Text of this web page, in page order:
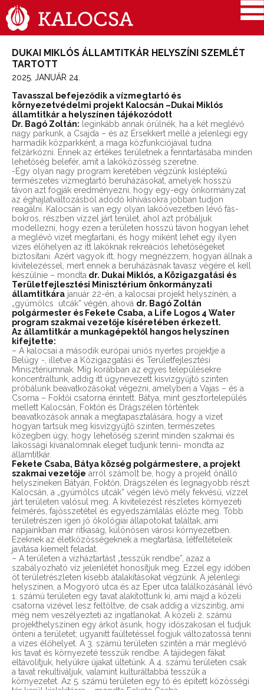
DUKAI MIKLÓS ÁLLAMTITKÁR HELYSZÍNI SZEMLÉT
TARTOTT
2025. JANUÁR 24.
Tavasszal befejeződik a vízmegtartó és
környezetvédelmi projekt Kalocsán –Dukai Miklós
államtitkár a helyszínen tájékozódott
Dr. Bagó Zoltán: leginkább annak örülnék, ha a két meglévő
nagy parkunk, a Csajda – és az Érsekkert mellé a jelenlegi egy
harmadik közparkként, a maga közfunkciójával tudna
felzárkózni. Ennek az értékes területnek a fenntartásába minden
lehetőség belefér, amit a lakóközösség szeretne.
-Egy olyan nagy program keretében végzünk kisléptékű
természetes vízmegtartó beruházásokat, amelyek hosszú
távon azt fogják eredményezni, hogy egy-egy önkormányzat
az éghajlatváltozásból adódó kihívásokra jobban tudjon
reagálni. Kalocsán is van egy olyan lakóövezetben lévő fás-
bokros, részben vízzel járt terület, ahol azt próbáljuk
modellezni, hogy ezen a területen hosszú távon hogyan lehet
a meglévő vizet megtartani, és hogy miként lehet egy ilyen
vizes élőhelyen az itt lakóknak rekreációs lehetőségeket
biztosítani. Azért vagyok itt, hogy megnézzem, hogyan állnak a
kivitelezéssel, mert ennek a beruházásnak tavasz végére el kell
készülnie – mondta dr. Dukai Miklós, a Közigazgatási és
Területfejlesztési Minisztérium önkormányzati
államtitkára január 22-én, a kalocsai projekt helyszínén, a
„gyümölcs utcák” végén, ahová dr. Bagó Zoltán
polgármester és Fekete Csaba, a Life Logos 4 Water
program szakmai vezetője kíséretében érkezett.
Az államtitkár a munkagépektől hangos helyszínen
kifejtette:
– A kalocsai a második európai uniós nyertes projektje a
Belügy -, illetve a Közigazgatási és Területfejlesztési
Minisztériumnak. Míg korábban az egyes településekre
koncentráltunk, addig itt úgynevezett kisvízgyűjtő szinten
próbálunk beavatkozásokat végezni, amelyben a Vajas – és a
Csorna – Foktői csatorna érintett. Bátya, mint gesztortelepülés
mellett Kalocsán, Foktőn és Drágszélen történtek
beavatkozások annak a megtapasztalására, hogy a vizet
hogyan tartsuk meg kisvízgyűjtő szinten, természetes
közegben úgy, hogy lehetőség szerint minden szakmai és
lakossági kívánalomnak eleget tudjunk tenni- mondta az
államtitkár.
Fekete Csaba, Bátya község polgármestere, a projekt
szakmai vezetője arról számolt be, hogy a projekt önálló
helyszíneken Bátyán, Foktőn, Drágszélen és legnagyobb részt
Kalocsán, a „gyümölcs utcák” végén lévő mély fekvésű, vízzel
járt területen valósul meg. A kivitelezést részletes környezeti
felmérés, fajösszetétel és egyedszámlálás előzte meg. Több
területrészen igen jó ökológiai állapotokat találtak, ami
napjainkban már ritkaság, különösen városi környezetben.
Ezeknek az életközösségeknek a megtartása, létfeltételeik
javítása kiemelt feladat.
– A területen a vízháztartást „tesszük rendbe”, azaz a
szabályozható víz jelenlétét honosítjuk meg. Ezzel egy időben
öt területrészleten kisebb átalakításokat végzünk. A jelenlegi
helyszínen, a Mogyoró utca és az Eper utca találkozásánál lévő
1. számú területen egy tavat alakítottunk ki, ami majd a közeli
csatorna vizével lesz feltöltve, de csak addig a vízszintig, ami
még nem veszélyezteti az ingatlanokat. A közeli 2. számú
projekthelyszínen egy árkot ásunk, hogy időszakosan el tudjuk
önteni a területet; ugyanitt faültetéssel fogjuk változatossá tenni
a vizes élőhelyet. A 3. számú területen szintén a már meglévő
kis tavat és környezeté tesszük rendbe. A tájidegen fákat
eltávolítjuk, helyükre újakat ültetünk. A 4. számú területen csak
a tavat rekultiváljuk, valamint kulturáltabbá tesszük a
környezetet. Az 5. számú területen egy tó és épített közösségi